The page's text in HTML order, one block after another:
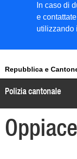
In caso di
e
utilizzando
Repubblica e
Polizia cantonale